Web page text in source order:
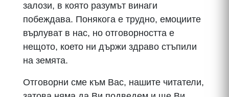
залози, в която разумът винаги
побеждава. Понякога е трудно, емоциите
върлуват в нас, но отговорността е
нещото, което ни държи здраво стъпили
на земята.
Отговорни сме към Вас, нашите читатели,